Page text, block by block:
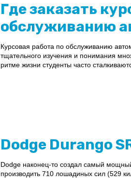
Где заказать
обслуживанию
Курсовая работа по обслуживанию
тщательного изучения и понимания
ритме жизни студенты часто
Dodge Durango
Dodge наконец-то создал самый
производить 710 лошадиных сил (529